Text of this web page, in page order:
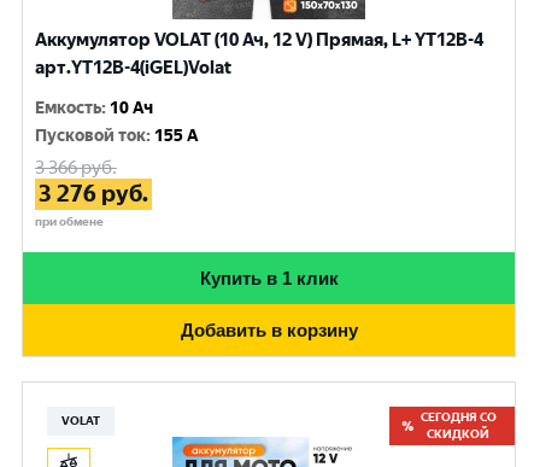
Аккумулятор VOLAT (10 Ач, 12 V) Прямая, L+ YT12B-4
арт.YT12B-4(iGEL)Volat
Емкость: 10 Ач
Пусковой ток: 155 A
3 366руб.
3 276 руб.
при обмене
Купить в 1 клик
Добавить в корзину
VOLAT
СЕГОДНЯ СО
СКИДКОЙ